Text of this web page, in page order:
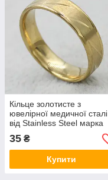
Кільце золотисте з
ювелірної медичної сталі
від Stainless Steel марка
316 L ширина 6 мм
пташки
35 ₴
Купити